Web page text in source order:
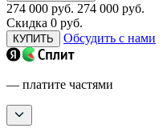
274 000 руб. 274 000 руб.
Скидка 0 руб.
КУПИТЬ Обсудить с нами
— платите частями